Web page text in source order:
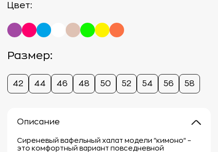
Цвет:
Размер:
42 44 46 48 50 52 54 56 58
Описание
Сиреневый вафельный халат модели "кимоно" –
это комфортный вариант повседневной